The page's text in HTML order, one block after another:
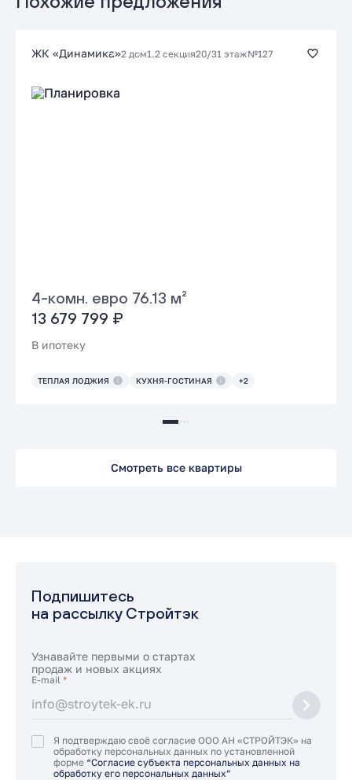
ЖК «Динамика»2 дом1.2 секция20/31 этаж№127
4-комн. евро 76.13 м²
13 679 799 ₽
В ипотеку
ТЕПЛАЯ ЛОДЖИЯ КУХНЯ-ГОСТИНАЯ +2
Смотреть все квартиры
Подпишитесь
на рассылку Стройтэк
Узнавайте первыми о стартах
продаж и новых акциях
E-mail *
Я подтверждаю своё согласие ООО АН «СТРОЙТЭК» на
обработку персональных данных по установленной
форме “Согласие субъекта персональных данных на
обработку его персональных данных”